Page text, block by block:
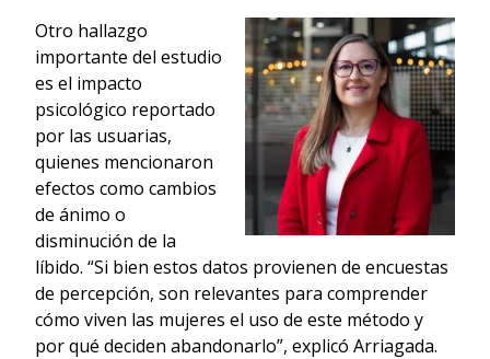
Otro hallazgo
importante del estudio
es el impacto
psicológico reportado
por las usuarias,
quienes mencionaron
efectos como cambios
de ánimo o
disminución de la
líbido. “Si bien estos datos provienen de encuestas
de percepción, son relevantes para comprender
cómo viven las mujeres el uso de este método y
por qué deciden abandonarlo”, explicó Arriagada.